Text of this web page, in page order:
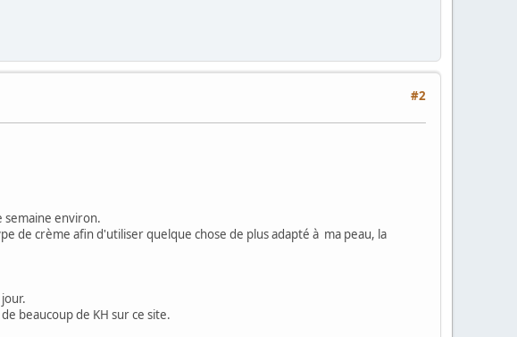
#2
semaine environ.
de crème afin d'utiliser quelque chose de plus adapté à ma peau, la
beaucoup de KH sur ce site.